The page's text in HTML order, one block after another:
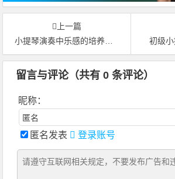
上一篇
小提琴演奏中乐感的培养途径
初级
留言与评论（共有0 条评论）
昵称：
匿名发表 登录账号